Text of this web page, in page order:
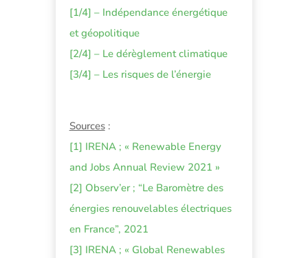
[1/4] – Indépendance énergétique
et géopolitique
[2/4] – Le dérèglement climatique
[3/4] – Les risques de l’énergie
Sources:
[1] IRENA ; « Renewable Energy
and Jobs Annual Review 2021 »
[2] Observ’er ; “Le Baromètre des
énergies renouvelables électriques
en France”, 2021
[3] IRENA ; « Global Renewables